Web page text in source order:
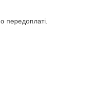
передоплаті.